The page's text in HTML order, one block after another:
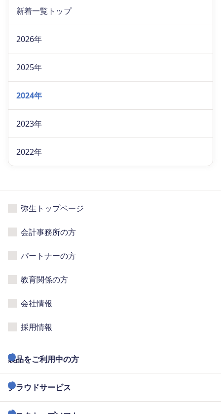
新着一覧トップ
2026年
2025年
2024年
2023年
2022年
弥生トップページ
会計事務所の方
パートナーの方
教育関係の方
会社情報
採用情報
製品をご利用中の方
クラウドサービス